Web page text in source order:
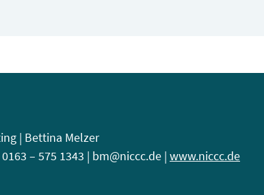
| Bettina Melzer
– 575 1343 | bm@niccc.de | www.niccc.de